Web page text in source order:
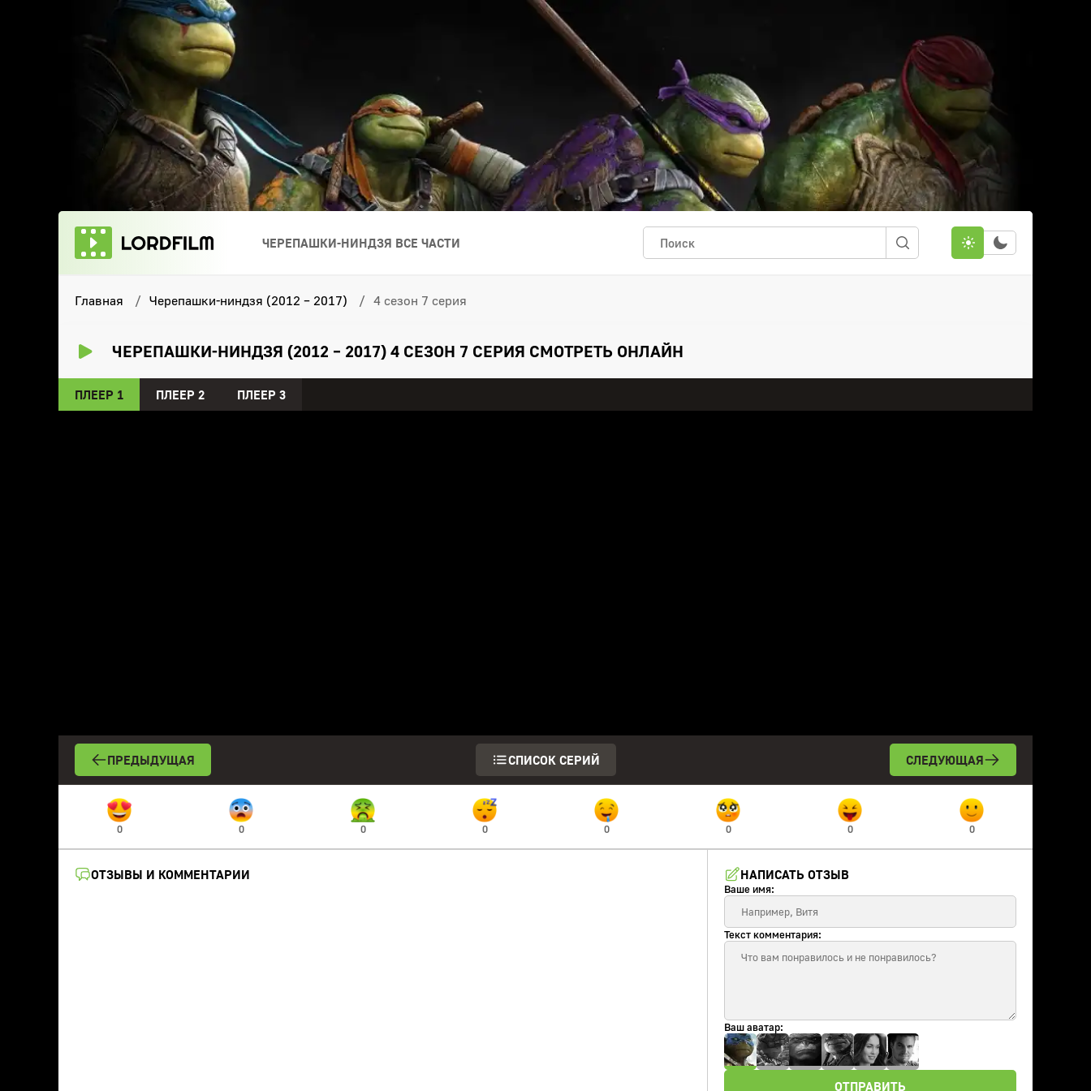
ЧЕРЕПАШКИ-НИНДЗЯ ВСЕ ЧАСТИ
Главная Черепашки-ниндзя (2012 – 2017) 4 сезон 7 серия
ЧЕРЕПАШКИ-НИНДЗЯ (2012 – 2017) 4 СЕЗОН 7 СЕРИЯ СМОТРЕТЬ ОНЛАЙН
ПЛЕЕР 1 ПЛЕЕР 2 ПЛЕЕР 3
ПРЕДЫДУЩАЯ СПИСОК СЕРИЙ СЛЕДУЮЩАЯ
0 0 0 0 0 0 0 0
ОТЗЫВЫ И КОММЕНТАРИИ НАПИСАТЬ ОТЗЫВ
Ваше имя:
Текст комментария:
Ваш аватар:
ОТПРАВИТЬ